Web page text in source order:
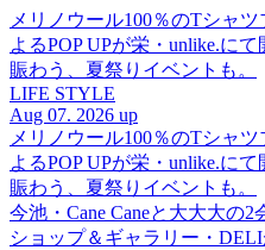
メリノウール100％のTシャ
よるPOP UPが栄・unlike.に
賑わう、夏祭りイベントも。
LIFE STYLE
Aug 07. 2026 up
メリノウール100％のTシャ
よるPOP UPが栄・unlike.に
賑わう、夏祭りイベントも。
今池・Cane Caneと大大大の
ショップ＆ギャラリー・